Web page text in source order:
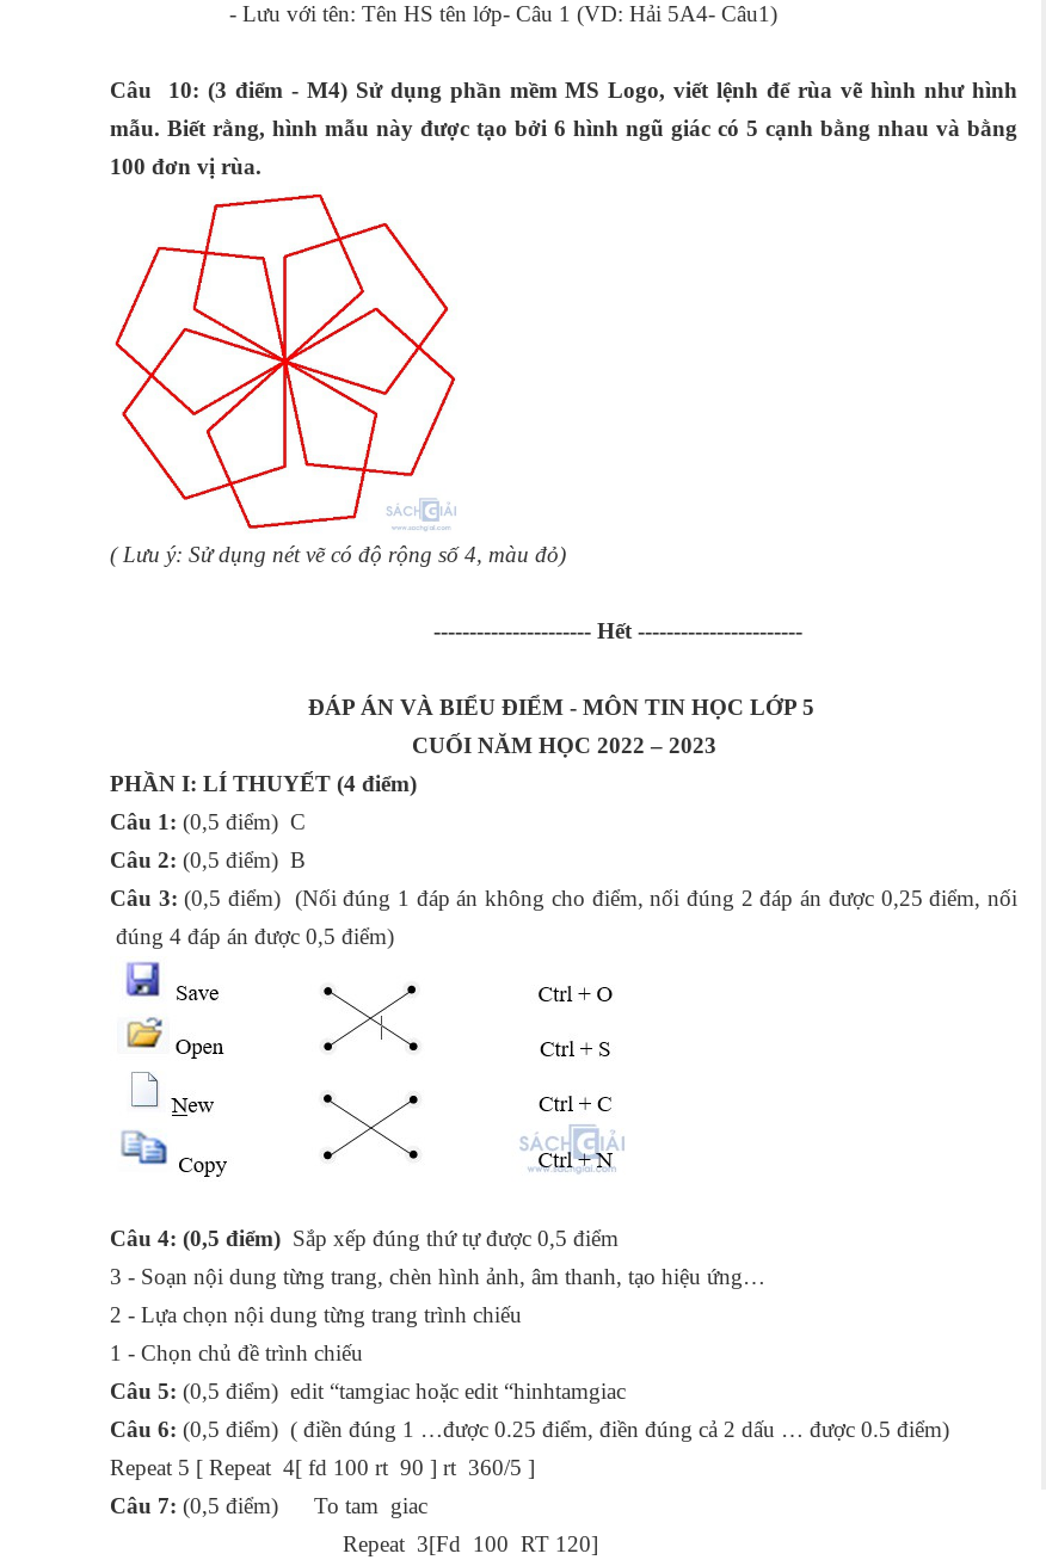
- Lưu với tên: Tên HS tên lớp- Câu 1 (VD: Hải 5A4- Câu1)
Câu 10: (3 điểm - M4) Sử dụng phần mềm MS Logo, viết lệnh để rùa vẽ hình như hình
mẫu. Biết rằng, hình mẫu này được tạo bởi 6 hình ngũ giác có 5 cạnh bằng nhau và bằng
100 đơn vị rùa.
( Lưu ý: Sử dụng nét vẽ có độ rộng số 4, màu đỏ)
---------------------- Hết -----------------------
ĐÁP ÁN VÀ BIỂU ĐIỂM - MÔN TIN HỌC LỚP 5
CUỐI NĂM HỌC 2022 – 2023
PHẦN I: LÍ THUYẾT (4 điểm)
Câu 1: (0,5 điểm) C
Câu 2: (0,5 điểm) B
Câu 3: (0,5 điểm) (Nối đúng 1 đáp án không cho điểm, nối đúng 2 đáp án được 0,25 điểm, nối
đúng 4 đáp án được 0,5 điểm)
Câu 4: (0,5 điểm) Sắp xếp đúng thứ tự được 0,5 điểm
3 - Soạn nội dung từng trang, chèn hình ảnh, âm thanh, tạo hiệu ứng…
2 - Lựa chọn nội dung từng trang trình chiếu
1 - Chọn chủ đề trình chiếu
Câu 5: (0,5 điểm) edit “tamgiac hoặc edit “hinhtamgiac
Câu 6: (0,5 điểm) ( điền đúng 1 …được 0.25 điểm, điền đúng cả 2 dấu … được 0.5 điểm)
Repeat 5 [ Repeat 4[ fd 100 rt 90 ] rt 360/5 ]
Câu 7: (0,5 điểm) To tam giac
Repeat 3[Fd 100 RT 120]